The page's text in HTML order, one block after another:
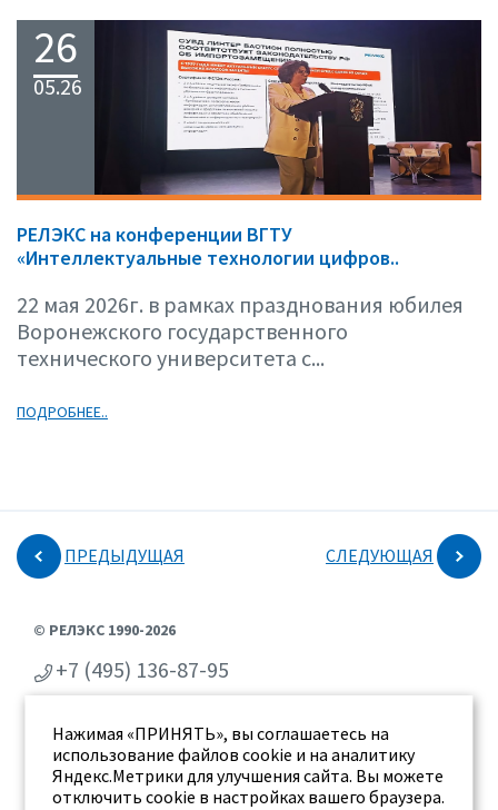
26
05.26
РЕЛЭКС на конференции ВГТУ
«Интеллектуальные технологии цифров..
22 мая 2026г. в рамках празднования юбилея
Воронежского государственного
технического университета с...
ПОДРОБНЕЕ..
ПРЕДЫДУЩАЯ СЛЕДУЮЩАЯ
Нажимая «ПРИНЯТЬ», вы соглашаетесь на
использование файлов cookie и на аналитику
Яндекс.Метрики для улучшения сайта. Вы можете
отключить cookie в настройках вашего браузера.
© РЕЛЭКС 1990-2026
+7 (495) 136-87-95
г. Воронеж, ул. Бахметьева 2Б